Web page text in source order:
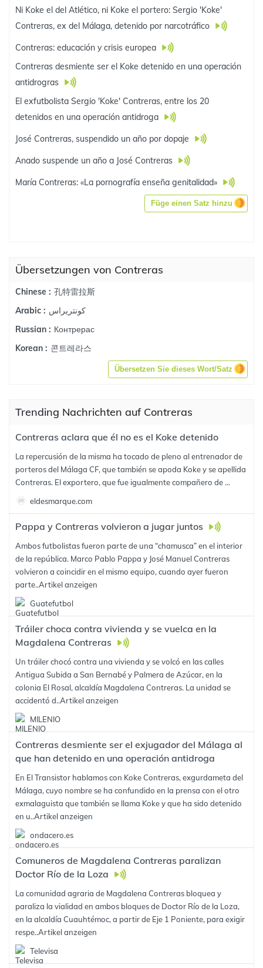
Ni Koke el del Atlético, ni Koke el portero: Sergio 'Koke'
Contreras, ex del Málaga, detenido por narcotráfico
Contreras: educación y crisis europea
Contreras desmiente ser el Koke detenido en una operación
antidrogras
El exfutbolista Sergio 'Koke' Contreras, entre los 20
detenidos en una operación antidroga
José Contreras, suspendido un año por dopaje
Anado suspende un año a José Contreras
María Contreras: «La pornografía enseña genitalidad»
Füge einen Satz hinzu
Übersetzungen von Contreras
Chinese : 孔特雷拉斯
Arabic : كونتريراس
Russian : Контрерас
Korean : 콘트레라스
Übersetzen Sie dieses Wort/Satz
Trending Nachrichten auf Contreras
Contreras aclara que él no es el Koke detenido
La repercusión de la misma ha tocado de pleno al entrenador de
porteros del Málaga CF, que también se apoda Koke y se apellida
Contreras. El exportero, que fue igualmente compañero de ...
eldesmarque.com
Pappa y Contreras volvieron a jugar juntos
Ambos futbolistas fueron parte de una “chamusca” en el interior
de la república. Marco Pablo Pappa y José Manuel Contreras
volvieron a coincidir en el mismo equipo, cuando ayer fueron
parte..Artikel anzeigen
Guatefutbol
Tráiler choca contra vivienda y se vuelca en la
Magdalena Contreras
Un tráiler chocó contra una vivienda y se volcó en las calles
Antigua Subida a San Bernabé y Palmera de Azúcar, en la
colonia El Rosal, alcaldía Magdalena Contreras. La unidad se
accidentó d..Artikel anzeigen
MILENIO
Contreras desmiente ser el exjugador del Málaga al
que han detenido en una operación antidroga
En El Transistor hablamos con Koke Contreras, exgurdameta del
Málaga, cuyo nombre se ha confundido en la prensa con el otro
exmalaguista que también se llama Koke y que ha sido detenido
en u..Artikel anzeigen
ondacero.es
Comuneros de Magdalena Contreras paralizan
Doctor Río de la Loza
La comunidad agraria de Magdalena Contreras bloquea y
paraliza la vialidad en ambos bloques de Doctor Río de la Loza,
en la alcaldía Cuauhtémoc, a partir de Eje 1 Poniente, para exigir
respe..Artikel anzeigen
Televisa